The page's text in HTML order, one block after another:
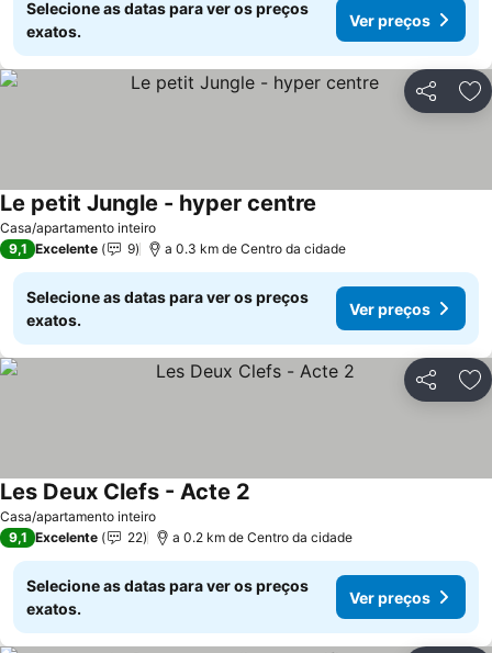
Selecione as datas para ver os preços
exatos.
Ver preços
Partilhar
Casa/apartamento inteiro
Le petit Jungle - hyper centre
9,1 Excelente 9 a 0.3 km de Centro da cidade
Selecione as datas para ver os preços
exatos.
Ver preços
Partilhar
Casa/apartamento inteiro
Les Deux Clefs - Acte 2
9,1 Excelente 22 a 0.2 km de Centro da cidade
Selecione as datas para ver os preços
exatos.
Ver preços